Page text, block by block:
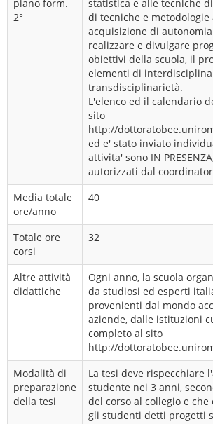
piano form.
2°
statistica e alle tecniche
di tecniche e metodologie
acquisizione di
realizzare e divulgare
obiettivi della scuola, il
elementi di
transdisciplinarietà.
L'elenco ed il calendario
sito
http://
ed e' stato inviato
attivita' sono IN
autorizzati dal
Media totale
ore/anno
40
Totale ore
corsi
32
Altre attività
didattiche
Ogni anno, la scuola
da studiosi ed esperti
provenienti dal mondo
aziende, dalle istituzioni
completo al sito
http://
Modalità di
preparazione
della tesi
La tesi deve rispecchiare
studente nei 3 anni,
del corso al collegio e
gli studenti detti progetti